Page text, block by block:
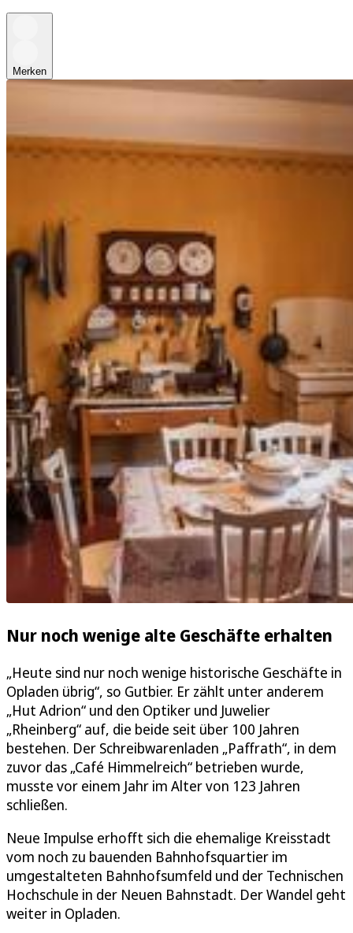
Merken
Nur noch wenige alte Geschäfte erhalten
„Heute sind nur noch wenige historische Geschäfte in
Opladen übrig“, so Gutbier. Er zählt unter anderem
„Hut Adrion“ und den Optiker und Juwelier
„Rheinberg“ auf, die beide seit über 100 Jahren
bestehen. Der Schreibwarenladen „Paffrath“, in dem
zuvor das „Café Himmelreich“ betrieben wurde,
musste vor einem Jahr im Alter von 123 Jahren
schließen.
Neue Impulse erhofft sich die ehemalige Kreisstadt
vom noch zu bauenden Bahnhofsquartier im
umgestalteten Bahnhofsumfeld und der Technischen
Hochschule in der Neuen Bahnstadt. Der Wandel geht
weiter in Opladen.